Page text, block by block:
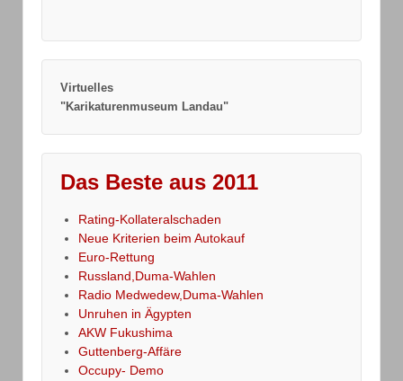
Virtuelles
"Karikaturenmuseum Landau"
Das Beste aus 2011
Rating-Kollateralschaden
Neue Kriterien beim Autokauf
Euro-Rettung
Russland,Duma-Wahlen
Radio Medwedew,Duma-Wahlen
Unruhen in Ägypten
AKW Fukushima
Guttenberg-Affäre
Occupy- Demo